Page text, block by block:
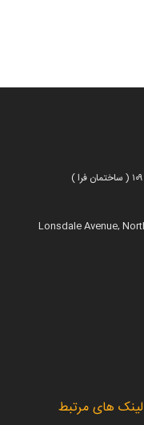
لینک های مرتبط